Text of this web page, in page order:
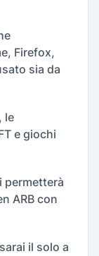
Firefox,
sia da
le
e giochi
permetterà
ARB con
il solo a